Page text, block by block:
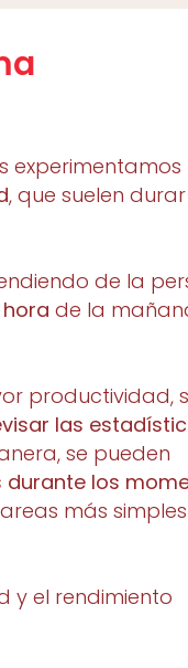
experimentamos
, que suelen durar
de la
de la
productividad,
las
se pueden
los
más
y el rendimiento